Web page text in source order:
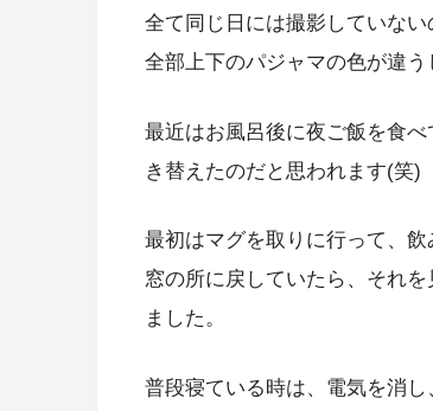
全て同じ日には撮影していな
全部上下のパジャマの色が違う
最近はお風呂後に夜ご飯を食
き替えたのだと思われます(笑)
最初はマグを取りに行って、
窓の所に戻していたら、それ
ました。
普段寝ている時は、電気を消